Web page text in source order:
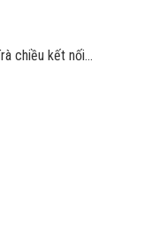
chiều kết nối…